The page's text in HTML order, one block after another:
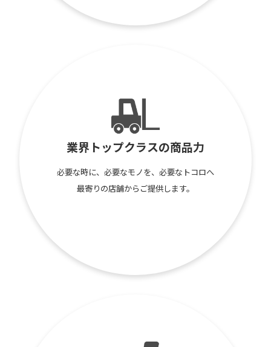
業界トップクラスの商品力
必要な時に、必要なモノを、必要なトコロへ
最寄りの店舗からご提供します。